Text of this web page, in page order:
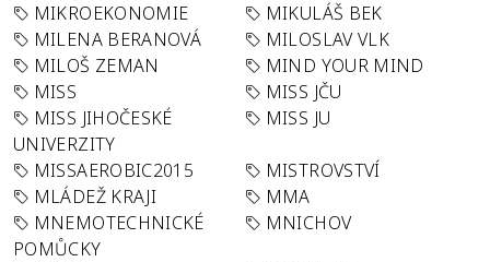
MIKROEKONOMIE
MIKULÁŠ BEK
MILENA BERANOVÁ
MILOSLAV VLK
MILOŠ ZEMAN
MIND YOUR MIND
MISS
MISS JČU
MISS JIHOČESKÉ
UNIVERZITY
MISS JU
MISSAEROBIC2015
MISTROVSTVÍ
MLÁDEŽ KRAJI
MMA
MNEMOTECHNICKÉ
POMŮCKY
MNICHOV